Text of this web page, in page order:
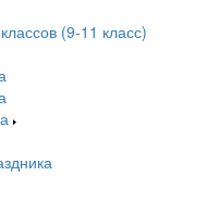
(9-11 класс)